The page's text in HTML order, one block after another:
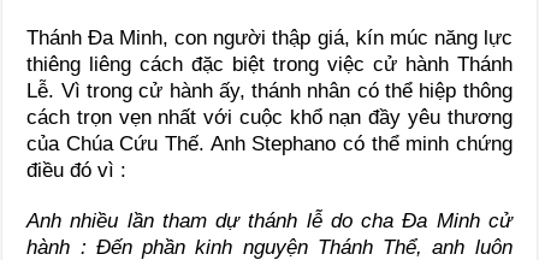
Thánh Đa Minh, con người thập giá, kín múc năng lực
thiêng liêng cách đặc biệt trong việc cử hành Thánh
Lễ. Vì trong cử hành ấy, thánh nhân có thể hiệp thông
cách trọn vẹn nhất với cuộc khổ nạn đầy yêu thương
của Chúa Cứu Thế. Anh Stephano có thể minh chứng
điều đó vì :
Anh nhiều lần tham dự thánh lễ do cha Đa Minh cử
hành : Đến phần kinh nguyện Thánh Thể, anh luôn